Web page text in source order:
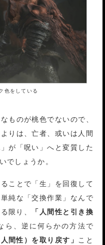
色をしている
ものが桃色でないので、
りは、亡者、或いは人間
が「呪い」へと変質した
でしょうか。
ことで「生」を回復して
純な「交換作業」なんで
限り、
「人間性と引き換
ら、逆に何らかの方法で
間性）を取り戻す」
こと